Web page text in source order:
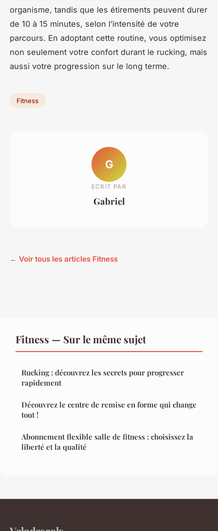
organisme, tandis que les étirements peuvent durer
de 10 à 15 minutes, selon l’intensité de votre
parcours. En adoptant cette routine, vous optimisez
non seulement votre confort durant le rucking, mais
aussi votre progression sur le long terme.
Fitness
G
ECRIT PAR
Gabriel
← Voir tous les articles Fitness
Fitness — Sur le même sujet
Rucking : découvrez les secrets pour progresser
rapidement
Découvrez le centre de remise en forme qui change
tout !
Abonnement flexible salle de fitness : choisissez la
liberté et la qualité